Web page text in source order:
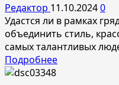
от
телевизора
один?
Редактор 11.10.20240
Удастся ли в рамках
объединить стиль,
самых талантливых
ПодробнееПрочитать